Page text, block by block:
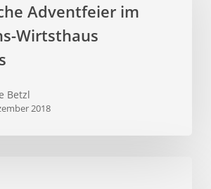
Adventfeier im
Wirtsthaus
Betzl
2018